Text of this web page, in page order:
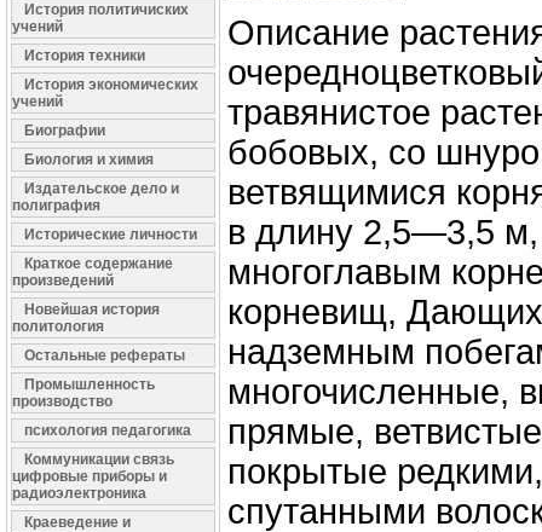
История политичиских
учений
История техники
История экономических
учений
Биографии
Биология и химия
Издательское дело и
полиграфия
Исторические личности
Краткое содержание
произведений
Новейшая история
политология
Остальные рефераты
Промышленность
производство
психология педагогика
Коммуникации связь
цифровые приборы и
радиоэлектроника
Краеведение и
Описание
травянистое
бобовых, со
ветвящимися
в длину 2,5—3,5
многоглавым
корневищ,
надземным
многочисленные,
прямые,
покрытые
спутанными